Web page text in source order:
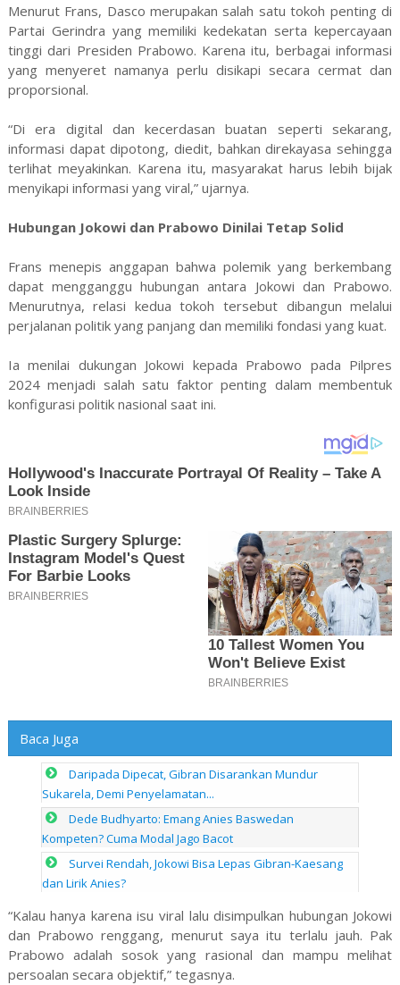
Menurut Frans, Dasco merupakan salah satu tokoh penting di
Partai Gerindra yang memiliki kedekatan serta kepercayaan
tinggi dari Presiden Prabowo. Karena itu, berbagai informasi
yang menyeret namanya perlu disikapi secara cermat dan
proporsional.
“Di era digital dan kecerdasan buatan seperti sekarang,
informasi dapat dipotong, diedit, bahkan direkayasa sehingga
terlihat meyakinkan. Karena itu, masyarakat harus lebih bijak
menyikapi informasi yang viral,” ujarnya.
Hubungan Jokowi dan Prabowo Dinilai Tetap Solid
Frans menepis anggapan bahwa polemik yang berkembang
dapat mengganggu hubungan antara Jokowi dan Prabowo.
Menurutnya, relasi kedua tokoh tersebut dibangun melalui
perjalanan politik yang panjang dan memiliki fondasi yang kuat.
Ia menilai dukungan Jokowi kepada Prabowo pada Pilpres
2024 menjadi salah satu faktor penting dalam membentuk
konfigurasi politik nasional saat ini.
Baca Juga
Daripada Dipecat, Gibran Disarankan Mundur
Sukarela, Demi Penyelamatan...
Dede Budhyarto: Emang Anies Baswedan
Kompeten? Cuma Modal Jago Bacot
Survei Rendah, Jokowi Bisa Lepas Gibran-Kaesang
dan Lirik Anies?
“Kalau hanya karena isu viral lalu disimpulkan hubungan Jokowi
dan Prabowo renggang, menurut saya itu terlalu jauh. Pak
Prabowo adalah sosok yang rasional dan mampu melihat
persoalan secara objektif,” tegasnya.